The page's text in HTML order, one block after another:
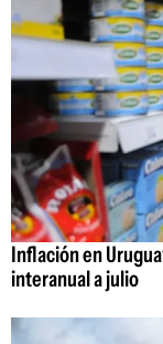
Inflación en
interanual a julio